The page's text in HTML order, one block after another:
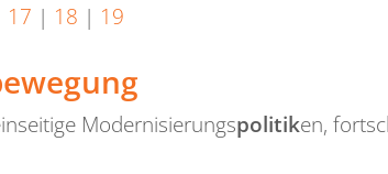
17 | 18 | 19
Modernisierungspolitiken,